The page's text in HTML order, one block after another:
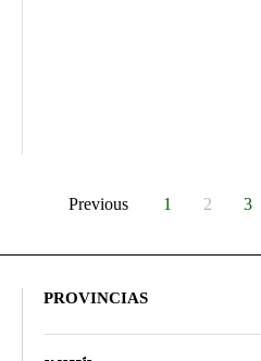
Previous 1 2 3
PROVINCIAS